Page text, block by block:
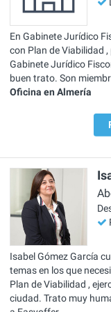
En Gabinete Jurídico
con Plan de Viabilidad
Gabinete Jurídico
buen trato. Son
Oficina en Almería
Isabel Gómez García
temas en los que
Plan de Viabilidad ,
ciudad. Trato muy